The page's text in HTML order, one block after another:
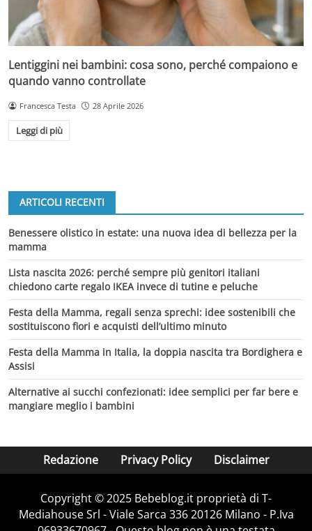
Lentiggini nei bambini: cosa sono, perché compaiono e
quando vanno controllate
Francesca Testa 28 Aprile 2026
Leggi di più
ARTICOLI RECENTI
Benessere olistico in estate: una nuova idea di bellezza per la
mamma
Lista nascita 2026: perché sempre più genitori italiani
chiedono carte regalo IKEA invece di tutine e peluche
Festa della Mamma, regali senza sprechi: idee sostenibili che
sostituiscono fiori e acquisti dell’ultimo minuto
Festa della Mamma in Italia, la doppia nascita tra Bordighera e
Assisi
Alternative ai succhi confezionati: idee semplici per far bere e
mangiare meglio i bambini
Redazione Privacy Policy Disclaimer
Copyright © 2025 Bebeblog.it proprietà di T-
Mediahouse Srl - Viale Sarca 336 20126 Milano - P.Iva